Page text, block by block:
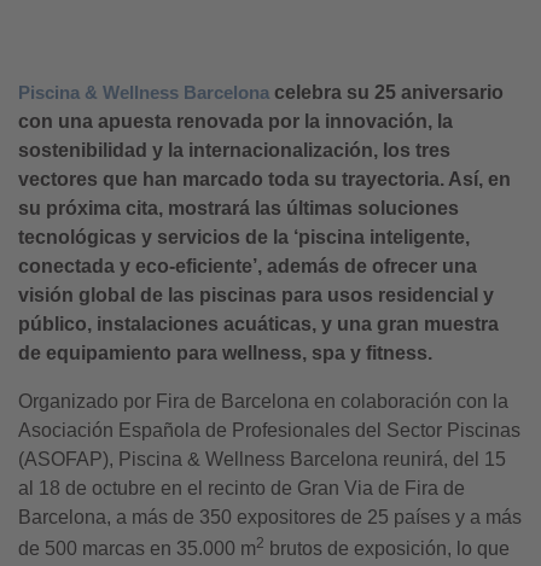
Piscina & Wellness Barcelona celebra su 25 aniversario
con una apuesta renovada por la innovación, la
sostenibilidad y la internacionalización, los tres
vectores que han marcado toda su trayectoria. Así, en
su próxima cita, mostrará las últimas soluciones
tecnológicas y servicios de la ‘piscina inteligente,
conectada y eco-eficiente’, además de ofrecer una
visión global de las piscinas para usos residencial y
público, instalaciones acuáticas, y una gran muestra
de equipamiento para wellness, spa y fitness.
Organizado por Fira de Barcelona en colaboración con la
Asociación Española de Profesionales del Sector Piscinas
(ASOFAP), Piscina & Wellness Barcelona reunirá, del 15
al 18 de octubre en el recinto de Gran Via de Fira de
Barcelona, a más de 350 expositores de 25 países y a más
de 500 marcas en 35.000 m2 brutos de exposición, lo que